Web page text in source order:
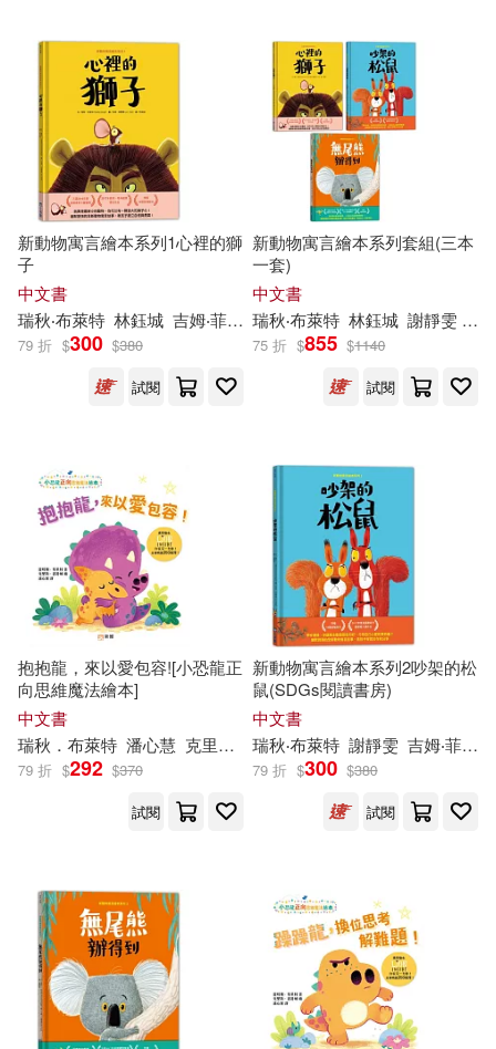
新動物寓言繪本系列1心裡的獅
子
中文書
瑞秋‧布萊特 林鈺城 吉姆‧菲爾德（Jim Field）
79 折 $300 $380
試閱
新動物寓言繪本系列套組(三本
一套)
中文書
瑞秋‧布萊特 林鈺城 謝靜雯 吉
75 折 $855 $1140
試閱
抱抱龍，來以愛包容![小恐龍正
向思維魔法繪本]
中文書
瑞秋．布萊特 潘心慧 克里斯·查特頓
79 折 $292 $370
試閱
新動物寓言繪本系列2吵架的松
鼠(SDGs閱讀書房)
中文書
瑞秋‧布萊特 謝靜雯 吉姆‧菲爾德（Jim Field）
79 折 $300 $380
試閱